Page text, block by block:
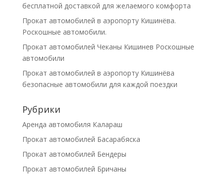
бесплатной доставкой для желаемого комфорта
Прокат автомобилей в аэропорту Кишинёва.
Роскошные автомобили.
Прокат автомобилей Чеканы Кишинев Роскошные
автомобили
Прокат автомобилей в аэропорту Кишинёва
безопасные автомобили для каждой поездки
Рубрики
Аренда автомобиля Калараш
Прокат автомобилей Басарабяска
Прокат автомобилей Бендеры
Прокат автомобилей Бричаны